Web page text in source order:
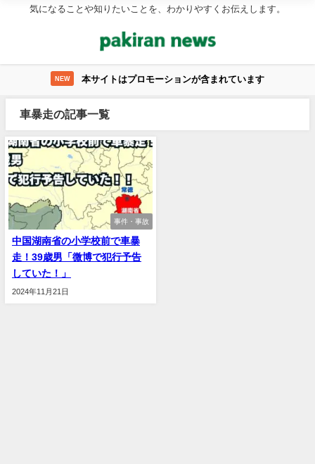
気になることや知りたいことを、わかりやすくお伝えします。
NEW 本サイトはプロモーションが含まれています
車暴走の記事一覧
事件・事故
中国湖南省の小学校前で車暴
走！39歳男「微博で犯行予告
していた！」
2024年11月21日